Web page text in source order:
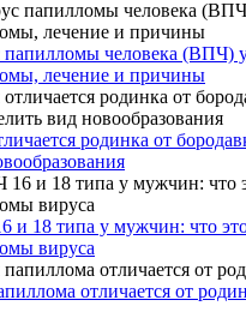
папилломы человека (ВПЧ)
лечение и причины
родинка от
и 18 типа у мужчин: что
вируса
отличается от